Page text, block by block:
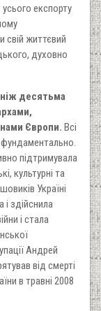
експорту
свій життєвий
духовно
десятьма
Європи. Всі
фундаментально.
підтримувала
культурні та
Україні
і здійснила
і стала
Андрей
від смерті
в травні 2008